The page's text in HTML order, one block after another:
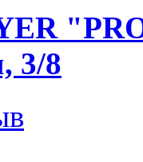
3/8